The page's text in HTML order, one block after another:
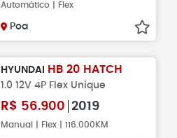
Automático | Flex
Poa
HYUNDAI HB 20 HATCH
1.0 12V 4P Flex Unique
R$ 56.900 2019
Manual | Flex | 116.000KM